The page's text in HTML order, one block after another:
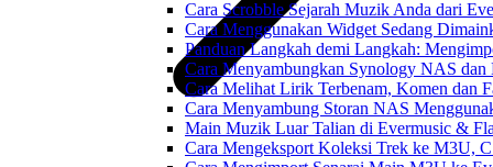
Cara Scrobble Sejarah Muzik Anda dari
Cara Menggunakan Widget Sedang
Panduan Langkah demi Langkah:
Cara Menyambungkan Synology NAS
Cara Melihat Lirik Terbenam, Komen dan
Cara Menyambung Storan NAS
Main Muzik Luar Talian di Evermusic &
Cara Mengeksport Koleksi Trek ke M3U,